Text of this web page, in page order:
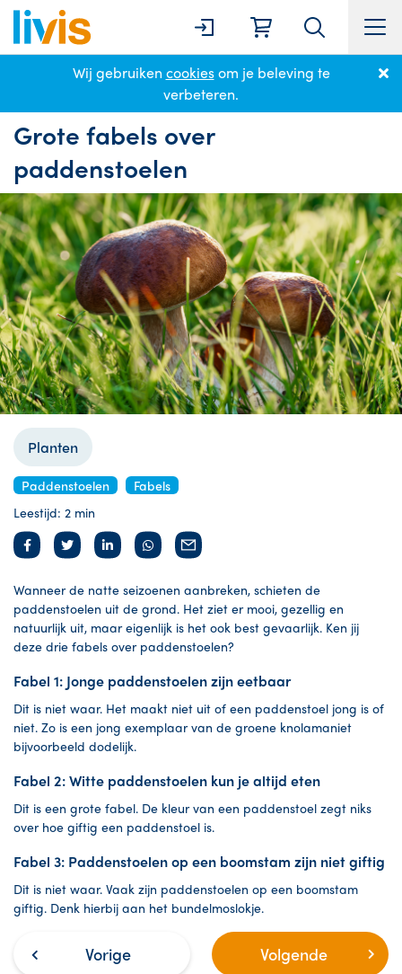
Wij gebruiken cookiesom je beleving te
verbeteren.
Nieuws Grote fabels over paddenstoelen
Grote fabels over
paddenstoelen
Planten
Paddenstoelen
Fabels
Leestijd: 2 min
Wanneer de natte seizoenen aanbreken, schieten de
paddenstoelen uit de grond. Het ziet er mooi, gezellig en
natuurlijk uit, maar eigenlijk is het ook best gevaarlijk. Ken jij
deze drie fabels over paddenstoelen?
Fabel 1: Jonge paddenstoelen zijn eetbaar
Dit is niet waar. Het maakt niet uit of een paddenstoel jong is of
niet. Zo is een jong exemplaar van de groene knolamaniet
bijvoorbeeld dodelijk.
Fabel 2: Witte paddenstoelen kun je altijd eten
Dit is een grote fabel. De kleur van een paddenstoel zegt niks
over hoe giftig een paddenstoel is.
Fabel 3: Paddenstoelen op een boomstam zijn niet giftig
Dit is niet waar. Vaak zijn paddenstoelen op een boomstam
giftig. Denk hierbij aan het bundelmoslokje.
Vorige Volgende